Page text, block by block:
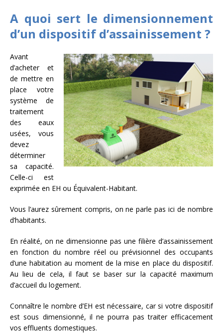
A quoi sert le dimensionnement
d’un dispositif d’assainissement ?
Avant
d’acheter et
de mettre en
place votre
système de
traitement
des eaux
usées, vous
devez
déterminer
sa capacité.
Celle-ci est
exprimée en EH ou Équivalent-Habitant.
Vous l’aurez sûrement compris, on ne parle pas ici de nombre
d’habitants.
En réalité, on ne dimensionne pas une filière d’assainissement
en fonction du nombre réel ou prévisionnel des occupants
d’une habitation au moment de la mise en place du dispositif.
Au lieu de cela, il faut se baser sur la capacité maximum
d’accueil du logement.
Connaître le nombre d’EH est nécessaire, car si votre dispositif
est sous dimensionné, il ne pourra pas traiter efficacement
vos effluents domestiques.